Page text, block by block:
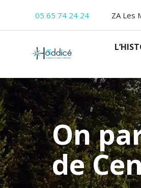
05 65 74 24 24 ZA Les
On
de